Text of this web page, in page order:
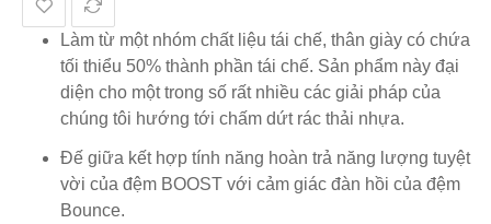
Làm từ một nhóm chất liệu tái chế, thân giày có chứa
tối thiểu 50% thành phần tái chế. Sản phẩm này đại
diện cho một trong số rất nhiều các giải pháp của
chúng tôi hướng tới chấm dứt rác thải nhựa.
Đế giữa kết hợp tính năng hoàn trả năng lượng tuyệt
vời của đệm BOOST với cảm giác đàn hồi của đệm
Bounce.